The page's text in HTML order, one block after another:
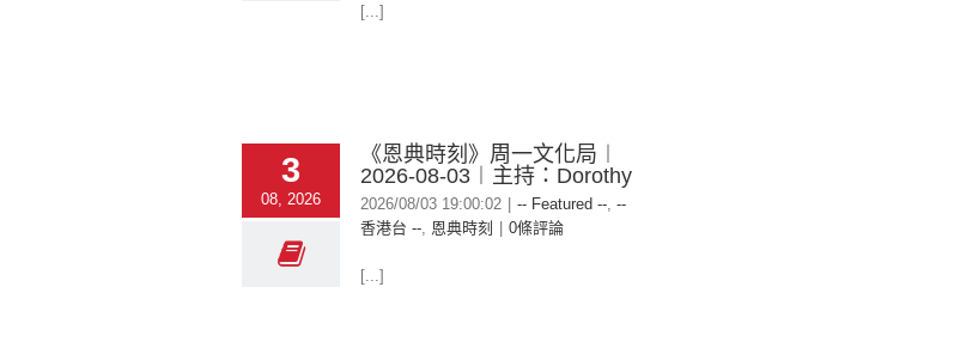
[...]
3
08, 2026
《恩典時刻》周一文化局︱
2026-08-03︱主持：Dorothy
2026/08/03 19:00:02 -- Featured --, --
香港台 --, 恩典時刻 0條評論
[...]